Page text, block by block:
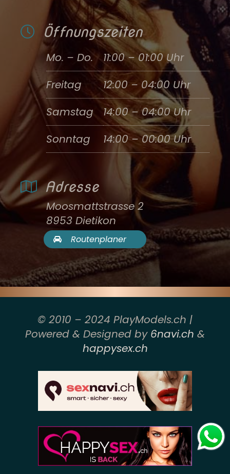
Öffnungszeiten
Mo. – Do.
11:00 – 01:00 Uhr
Freitag
12:00 – 04:00 Uhr
Samstag
14:00 – 04:00 Uhr
Sonntag
14:00 – 00:00 Uhr
Adresse
Moosmattstrasse 2
8953 Dietikon
Routenplaner
© 2010 – 2024 PlayModels.ch |
Powered & Designed by 6navi.ch &
happysex.ch